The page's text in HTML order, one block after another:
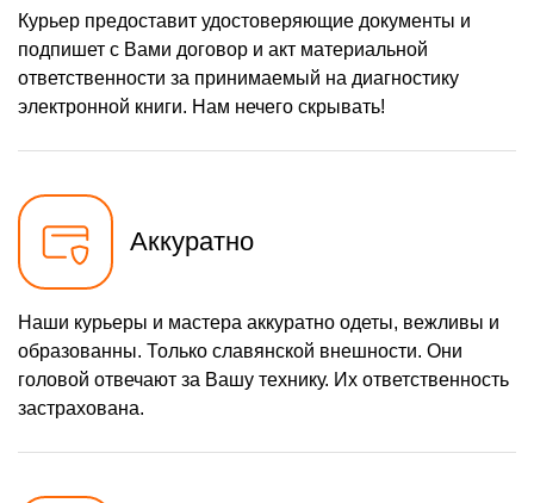
Курьер предоставит удостоверяющие документы и
подпишет с Вами договор и акт материальной
ответственности за принимаемый на диагностику
электронной книги. Нам нечего скрывать!
Аккуратно
Наши курьеры и мастера аккуратно одеты, вежливы и
образованны. Только славянской внешности. Они
головой отвечают за Вашу технику. Их ответственность
застрахована.